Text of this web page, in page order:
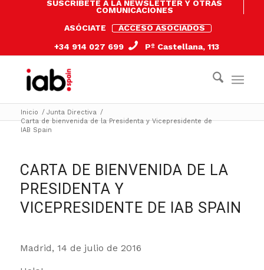
SUSCRÍBETE A LA NEWSLETTER Y OTRAS
COMUNICACIONES
ASÓCIATE
ACCESO ASOCIADOS
+34 914 027 699
Pº Castellana, 113
Inicio / Junta Directiva /
Carta de bienvenida de la Presidenta y Vicepresidente de
IAB Spain
CARTA DE BIENVENIDA DE LA
PRESIDENTA Y
VICEPRESIDENTE DE IAB SPAIN
Madrid, 14 de julio de 2016